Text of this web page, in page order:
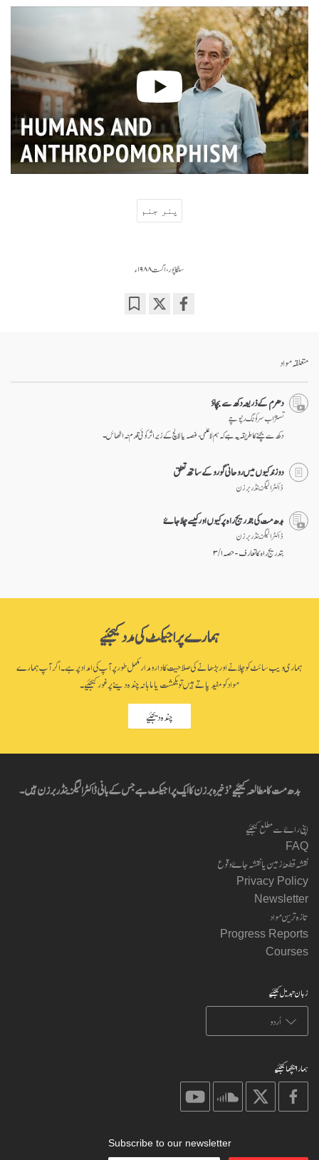
پنر جنم
سنگاپور، اگست ۱۹۸۸ء
متعلقہ مواد
دھرم کے ذریعہ دکھ سے بچاؤ
تسنژاب سرکونگ رنپوچے
دکھ سے بچنے کا طریقہ یہ ہے کہ ہم لاعلمی، غصہ یا لالچ کے زیر اثر کوئی قدم نہ اٹھائں۔
دو زندگیوں میں روحانی گورو کے ساتھ تعلق
ڈاکٹر الیگزینڈر برزن
بدھ مت کی بتدریج راہ پر کیوں اور کیسے چلا جاۓ
ڈاکٹر الیگزینڈر برزن
بتدریج راہ کا تعارف - حصہ ۱ / ۳
ہمارے پراجیکٹ کی مدد کیجئیے
ہماری ویب سائٹ کو چلانے اور بڑھانے کی صلاحیت کا دارومدار مکمل طور پر آپ کی امداد پر ہے۔ اگر آپ ہمارے
مواد کو مفید پاتے ہیں تو یکمشت یا ماہانہ چندہ دینے پر غور کیجئیے۔
چندہ دیجئیے
بدھ مت کا مطالعہ کیجئیے’ ذخیرہ برزن کا ایک پراجیکٹ ہے جس کے بانی ڈاکٹر الیگزینڈر برزن ہیں۔
اپنی راۓ سے مطلع کیجئیے
FAQ
نقشہ قطعۂ زمین یا نقشہ جاۓ وقوع
Privacy Policy
Newsletter
تازہ ترین مواد
Progress Reports
Courses
زبان تبدیل کیجئیے
ہمارا پیچھا کیجئیے
on
facebook
on
on
soundcloud
on
Subscribe to our newsletter